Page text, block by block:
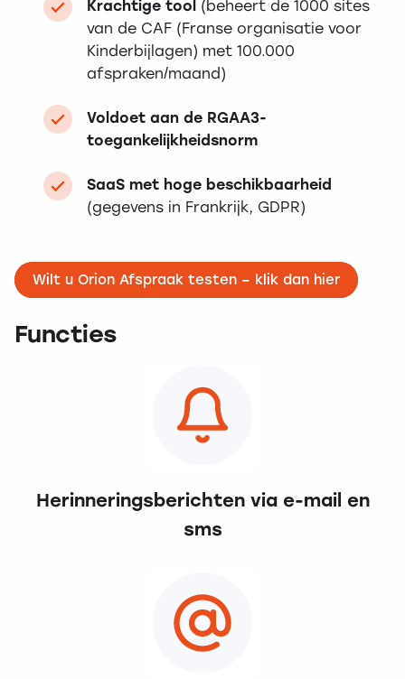
Krachtige tool (beheert de 1000 sites
van de CAF (Franse organisatie voor
Kinderbijlagen) met 100.000
afspraken/maand)
Voldoet aan de RGAA3-
toegankelijkheidsnorm
SaaS met hoge beschikbaarheid
(gegevens in Frankrijk, GDPR)
Wilt u Orion Afspraak testen – klik dan hier
Functies
Herinneringsberichten via e-mail en
sms